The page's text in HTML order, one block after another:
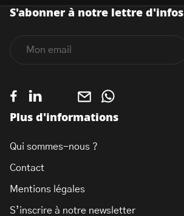
Plus d'informations
Qui sommes-nous ?
Contact
Mentions légales
S’inscrire à notre newsletter
S'abonner à notre lettre d'infos